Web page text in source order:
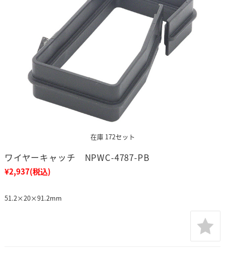
在庫 172セット
ワイヤーキャッチ NPWC-4787-PB
¥2,937(税込)
51.2×20×91.2mm